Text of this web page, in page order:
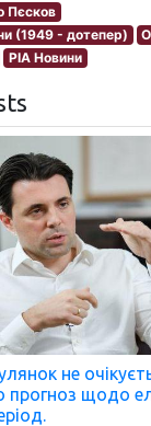
Пєсков
(1949 - дотепер)
РІА Новини
не
щодо